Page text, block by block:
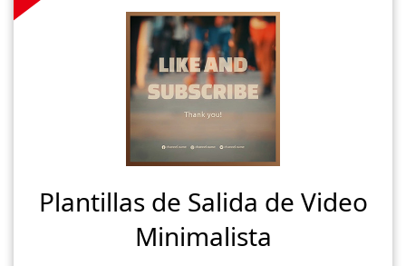
Plantillas de Salida de Video
Minimalista